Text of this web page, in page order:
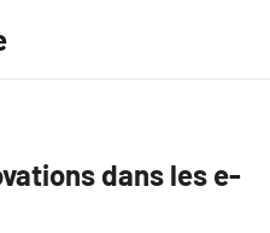
dans les e-